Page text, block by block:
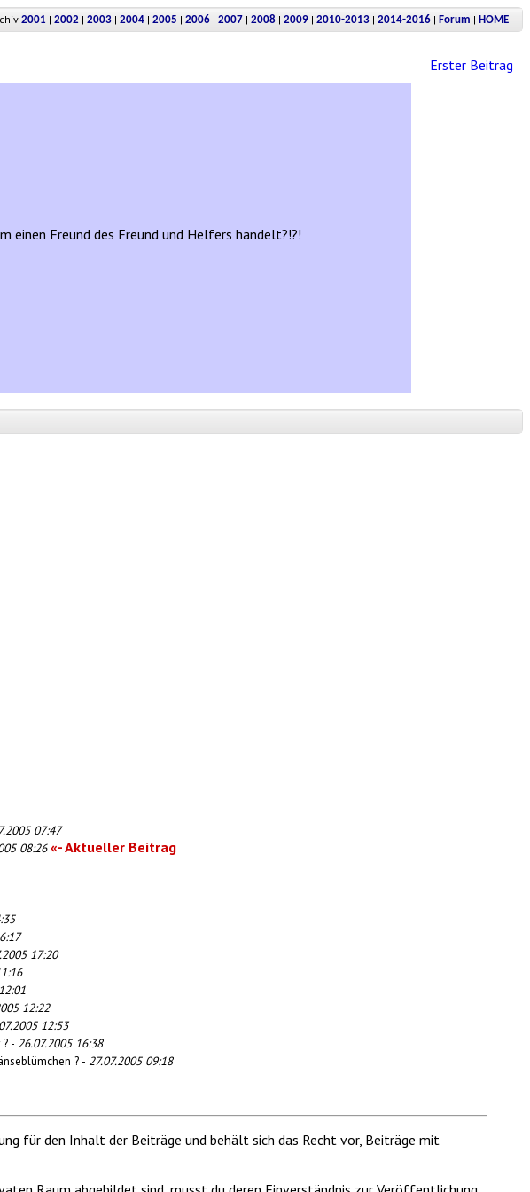
2001 | 2002 | 2003 | 2004 | 2005 | 2006 | 2007 | 2008 | 2009 | 2010-2013 | 2014-2016 | Forum | HOME
Erster Beitrag
einen Freund des Freund und Helfers handelt?!?!
07:47
08:26«- Aktueller Beitrag
17:20
12:22
12:53
- 26.07.2005 16:38
? - 27.07.2005 09:18
für den Inhalt der Beiträge und behält sich das Recht vor, Beiträge mit